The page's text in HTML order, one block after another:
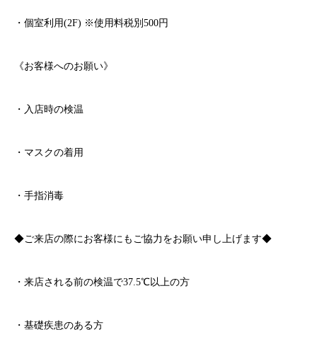
・個室利用(2F) ※使用料税別 500円
《お客様へのお願い》
・入店時の検温
・マスクの着用
・手指消毒
◆ご来店の際にお客様にもご協力をお願い申し上げます◆
・来店される前の検温で37.5℃以上の方
・基礎疾患のある方